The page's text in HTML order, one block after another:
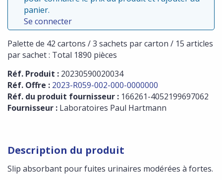
panier.
Se connecter
Palette de 42 cartons / 3 sachets par carton / 15 articles
par sachet : Total 1890 pièces
Réf. Produit : 20230590020034
Réf. Offre : 2023-R059-002-000-0000000
Réf. du produit fournisseur : 166261-4052199697062
Fournisseur : Laboratoires Paul Hartmann
Description du produit
Slip absorbant pour fuites urinaires modérées à fortes.